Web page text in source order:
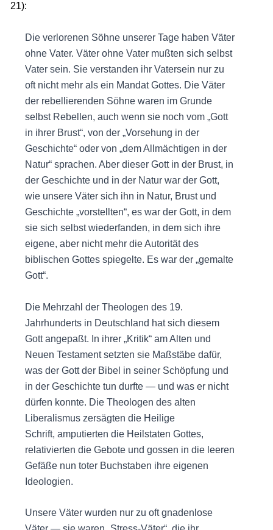
21):
Die verlorenen Söhne unserer Tage haben Väter
ohne Vater. Väter ohne Vater mußten sich selbst
Vater sein. Sie verstanden ihr Vatersein nur zu
oft nicht mehr als ein Mandat Gottes. Die Väter
der rebellierenden Söhne waren im Grunde
selbst Rebellen, auch wenn sie noch vom „Gott
in ihrer Brust“, von der „Vorsehung in der
Geschichte“ oder von „dem Allmächtigen in der
Natur“ sprachen. Aber dieser Gott in der Brust, in
der Geschichte und in der Natur war der Gott,
wie unsere Väter sich ihn in Natur, Brust und
Geschichte „vorstellten“, es war der Gott, in dem
sie sich selbst wiederfanden, in dem sich ihre
eigene, aber nicht mehr die Autorität des
biblischen Gottes spiegelte. Es war der „gemalte
Gott“.
Die Mehrzahl der Theologen des 19.
Jahrhunderts in Deutschland hat sich diesem
Gott angepaßt. In ihrer „Kritik“ am Alten und
Neuen Testament setzten sie Maßstäbe dafür,
was der Gott der Bibel in seiner Schöpfung und
in der Geschichte tun durfte — und was er nicht
dürfen konnte. Die Theologen des alten
Liberalismus zersägten die Heilige
Schrift, amputierten die Heilstaten Gottes,
relativierten die Gebote und gossen in die leeren
Gefäße nun toter Buchstaben ihre eigenen
Ideologien.
Unsere Väter wurden nur zu oft gnadenlose